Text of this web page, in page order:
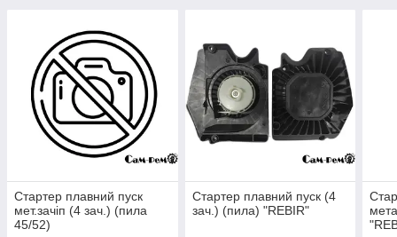
Стартер плавний пуск
мет.зачіп (4 зач.) (пила
45/52)
Стартер плавний пуск (4
зач.) (пила) "REBIR"